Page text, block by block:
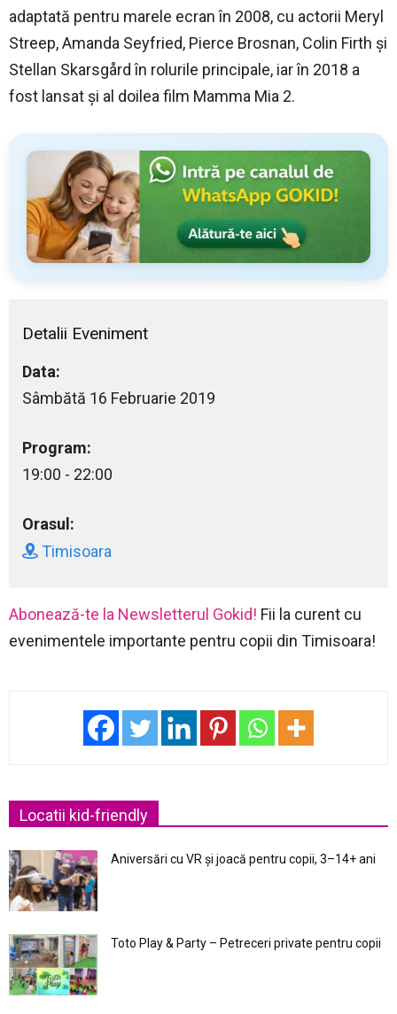
adaptată pentru marele ecran în 2008, cu actorii Meryl
Streep, Amanda Seyfried, Pierce Brosnan, Colin Firth și
Stellan Skarsgård în rolurile principale, iar în 2018 a
fost lansat și al doilea film Mamma Mia 2.
Detalii Eveniment
Data:
Sâmbătă 16 Februarie 2019
Program:
19:00 - 22:00
Orasul:
Timisoara
Abonează-te la Newsletterul Gokid! Fii la curent cu
evenimentele importante pentru copii din Timisoara!
Locatii kid-friendly
Aniversări cu VR și joacă pentru copii, 3–14+ ani
Toto Play & Party – Petreceri private pentru copii